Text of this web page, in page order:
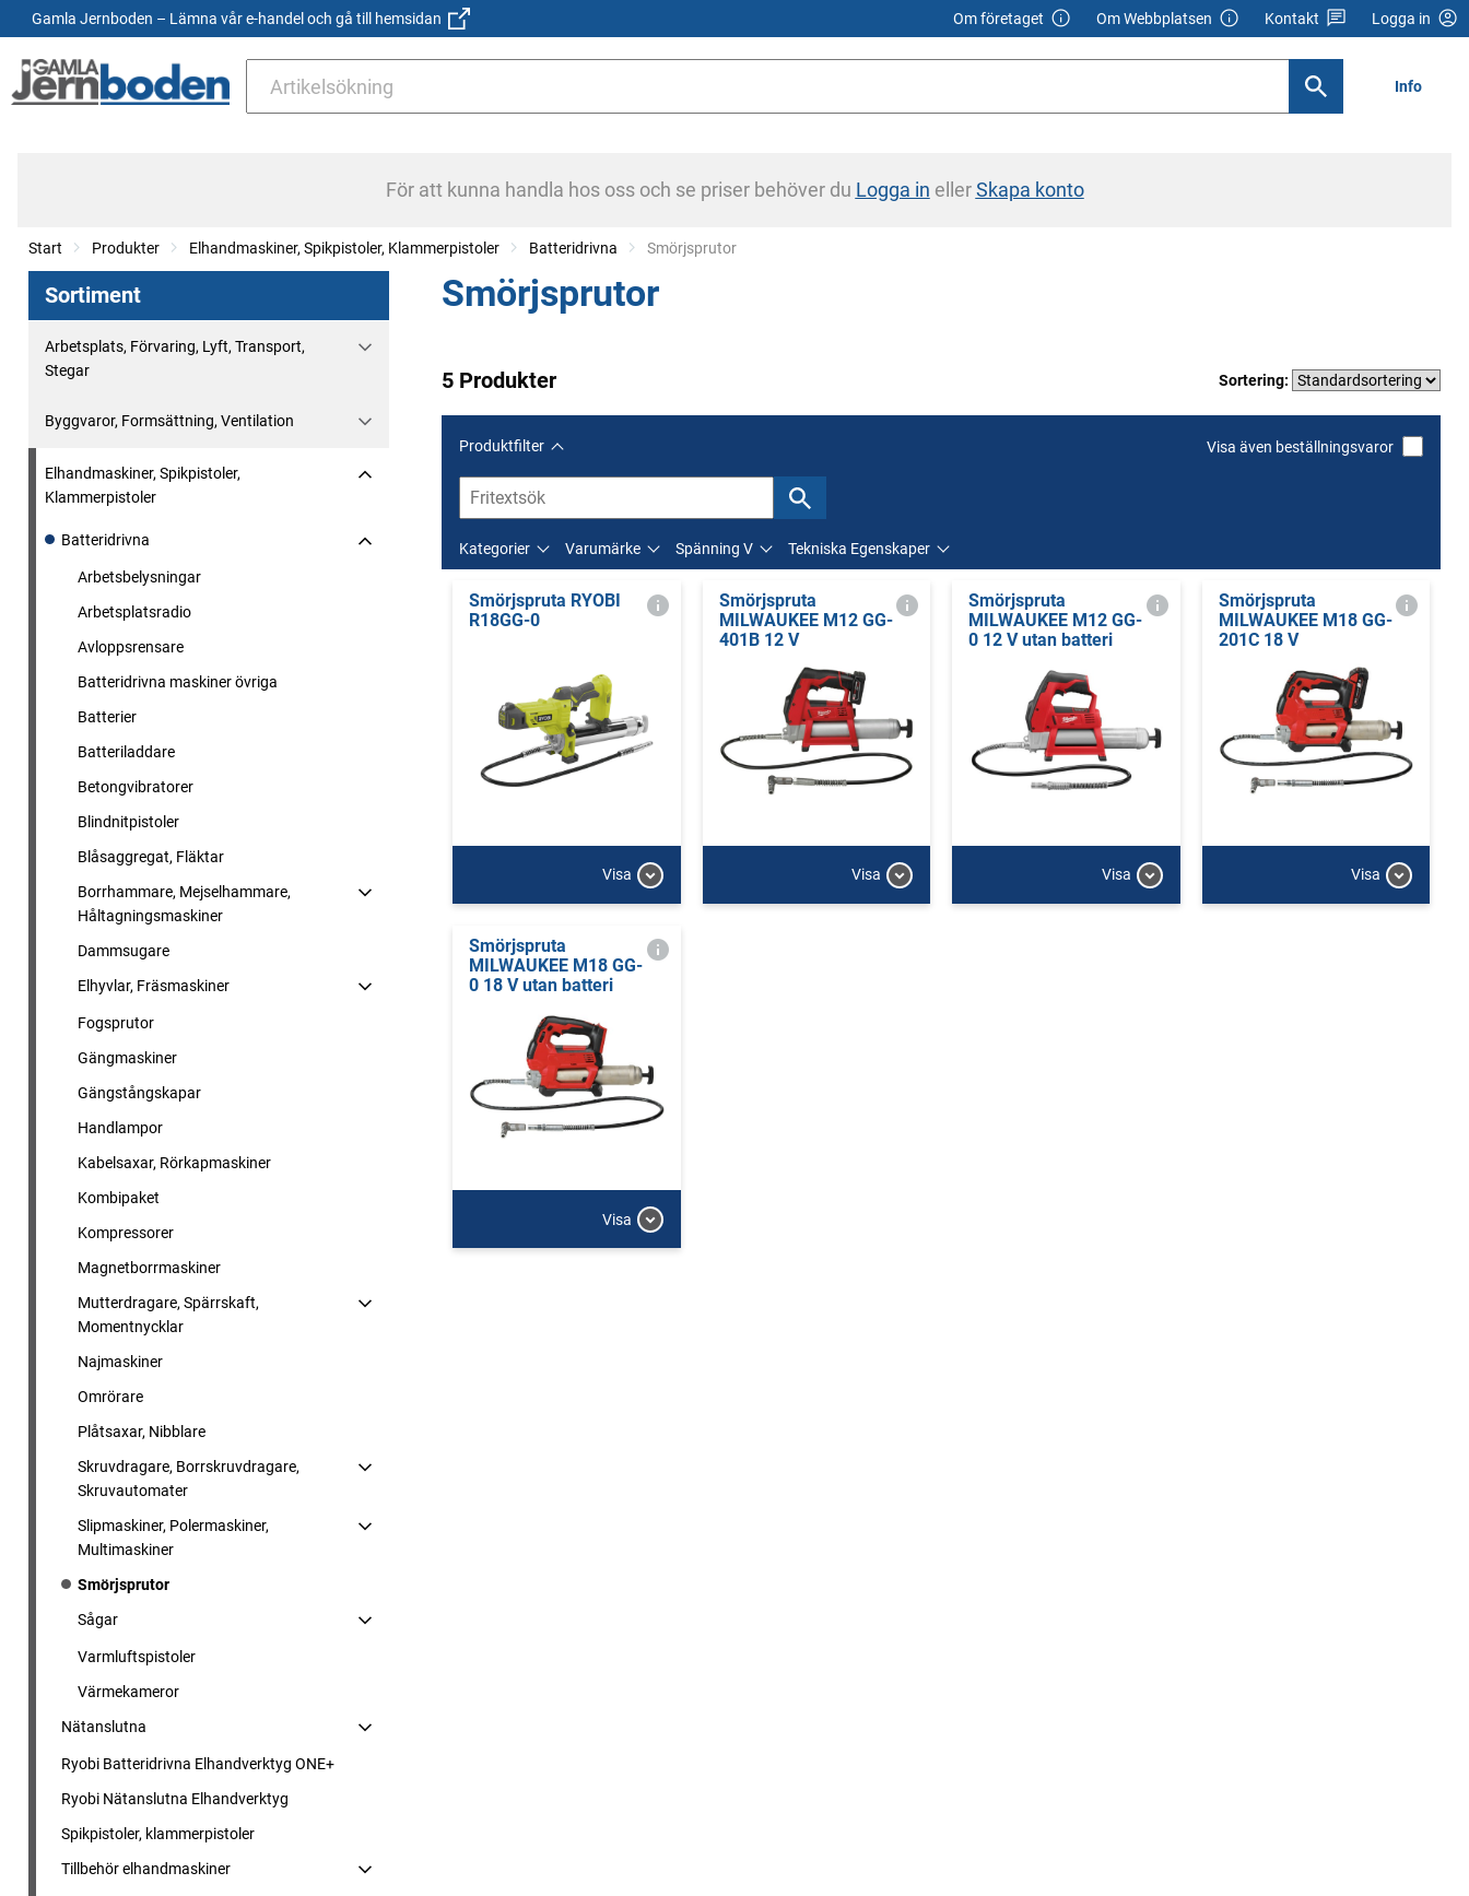
Gamla Jernboden – Lämna vår e-handel och gå till hemsidan Om företaget Om Webbplatsen Kontakt Logga in
Info
För att kunna handla hos oss och se priser behöver du Logga in ellerSkapa konto
Start Produkter Elhandmaskiner, Spikpistoler, Klammerpistoler Batteridrivna Current:
Smörjsprutor
Sortiment
Arbetsplats, Förvaring, Lyft, Transport,
Stegar
Byggvaror, Formsättning, Ventilation
Elhandmaskiner, Spikpistoler,
Klammerpistoler
Batteridrivna
Arbetsbelysningar
Arbetsplatsradio
Avloppsrensare
Batteridrivna maskiner övriga
Batterier
Batteriladdare
Betongvibratorer
Blindnitpistoler
Blåsaggregat, Fläktar
Borrhammare, Mejselhammare,
Håltagningsmaskiner
Dammsugare
Elhyvlar, Fräsmaskiner
Fogsprutor
Gängmaskiner
Gängstångskapar
Handlampor
Kabelsaxar, Rörkapmaskiner
Kombipaket
Kompressorer
Magnetborrmaskiner
Mutterdragare, Spärrskaft,
Momentnycklar
Najmaskiner
Omrörare
Plåtsaxar, Nibblare
Skruvdragare, Borrskruvdragare,
Skruvautomater
Slipmaskiner, Polermaskiner,
Multimaskiner
Smörjsprutor
Sågar
Varmluftspistoler
Värmekameror
Nätanslutna
Ryobi Batteridrivna Elhandverktyg ONE+
Ryobi Nätanslutna Elhandverktyg
Spikpistoler, klammerpistoler
Tillbehör elhandmaskiner
Smörjsprutor
5 Produkter Sortering:
Produktfilter Visa även beställningsvaror
Kategorier Varumärke Spänning V Tekniska Egenskaper
Smörjspruta RYOBI
R18GG-0
Visa
Smörjspruta
MILWAUKEE M12 GG-
401B 12 V
Visa
Smörjspruta
MILWAUKEE M12 GG-
0 12 V utan batteri
Visa
Smörjspruta
MILWAUKEE M18 GG-
201C 18 V
Visa
Smörjspruta
MILWAUKEE M18 GG-
0 18 V utan batteri
Visa